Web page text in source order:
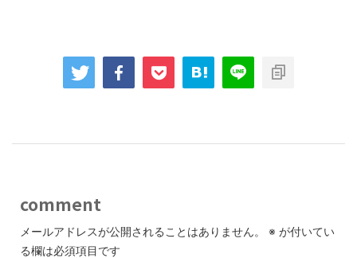
comment
メールアドレスが公開されることはありません。 ※ が付いてい
る欄は必須項目です